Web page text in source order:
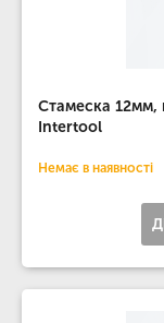
Стамеска 12мм,
Intertool
Немає в наявності